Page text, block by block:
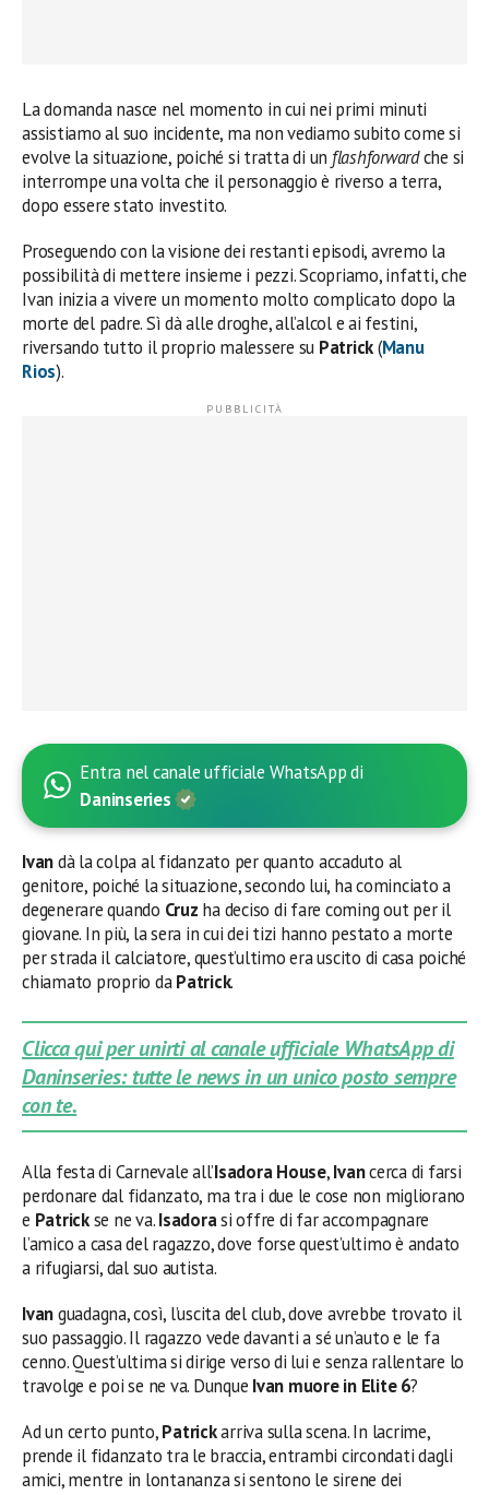
La domanda nasce nel momento in cui nei primi minuti
assistiamo al suo incidente, ma non vediamo subito come si
evolve la situazione, poiché si tratta di un flashforwardche si
interrompe una volta che il personaggio è riverso a terra,
dopo essere stato investito.
Proseguendo con la visione dei restanti episodi, avremo la
possibilità di mettere insieme i pezzi. Scopriamo, infatti, che
Ivan inizia a vivere un momento molto complicato dopo la
morte del padre. Sì dà alle droghe, all’alcol e ai festini,
riversando tutto il proprio malessere su Patrick(Manu
Rios).
Entra nel canale ufficiale WhatsApp di
Daninseries
Ivandà la colpa al fidanzato per quanto accaduto al
genitore, poiché la situazione, secondo lui, ha cominciato a
degenerare quando Cruz ha deciso di fare coming out per il
giovane. In più, la sera in cui dei tizi hanno pestato a morte
per strada il calciatore, quest’ultimo era uscito di casa poiché
chiamato proprio daPatrick.
Clicca qui per unirti al canale ufficiale WhatsApp di
Daninseries: tutte le news in un unico posto sempre
con te.
Alla festa di Carnevale all’Isadora House,Ivancerca di farsi
perdonare dal fidanzato, ma tra i due le cose non migliorano
e Patrickse ne va.Isadorasi offre di far accompagnare
l’amico a casa del ragazzo, dove forse quest’ultimo è andato
a rifugiarsi, dal suo autista.
Ivanguadagna, così, l’uscita del club, dove avrebbe trovato il
suo passaggio. Il ragazzo vede davanti a sé un’auto e le fa
cenno. Quest’ultima si dirige verso di lui e senza rallentare lo
travolge e poi se ne va. Dunque Ivan muore in Elite 6?
Ad un certo punto,Patrickarriva sulla scena. In lacrime,
prende il fidanzato tra le braccia, entrambi circondati dagli
amici, mentre in lontananza si sentono le sirene dei